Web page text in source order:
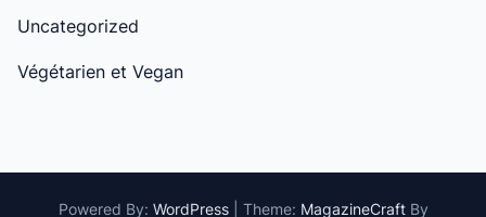
Uncategorized
Végétarien et Vegan
Powered By: WordPress Theme: MagazineCraftBy